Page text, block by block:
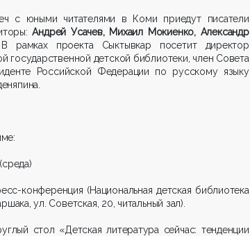
с юными читателями в Коми приедут писатели
Андрей Усачев, Михаил Мокиенко, Александр
рамках проекта Сыктывкар посетит директор
государственной детской библиотеки, член Совета
Российской Федерации по русскому языку
конференция (Национальная детская библиотека
ул. Советская, 20, читальный зал).
стол «Детская литература сейчас: тенденции